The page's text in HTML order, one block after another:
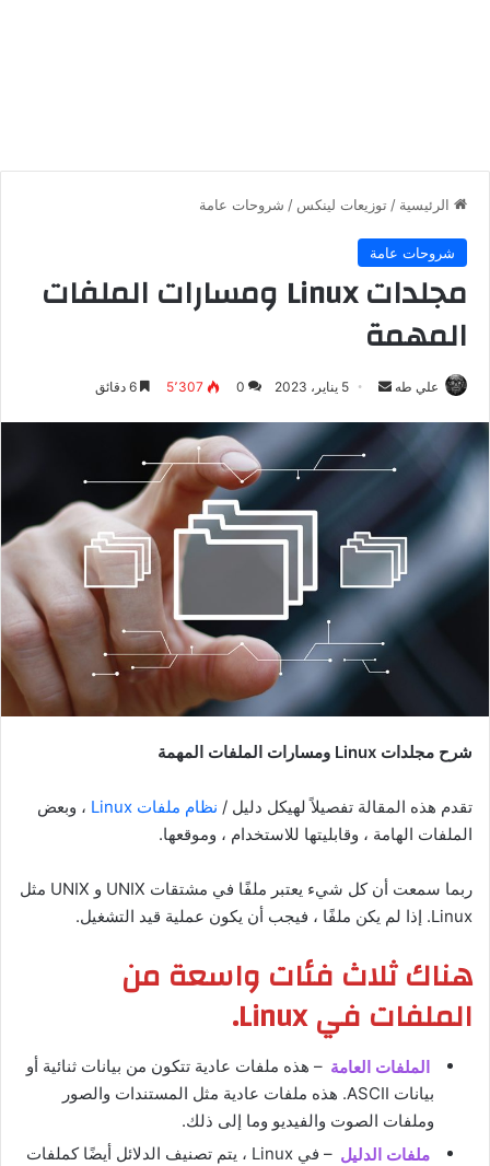
الرئيسية / توزيعات لينكس / شروحات عامة
شروحات عامة
مجلدات Linux ومسارات الملفات
المهمة
علي طه
أرسل 5 يناير، 2023 0 5٬307
شرح مجلدات Linux ومسارات الملفات المهمة
تقدم هذه المقالة تفصيلاً لهيكل دليل / نظام ملفات Linux
، وبعض
الملفات الهامة ، وقابليتها للاستخدام ، وموقعها.
ربما سمعت أن كل شيء يعتبر ملفًا في مشتقات UNIX و UNIX مثل
Linux. إذا لم يكن ملفًا ، فيجب أن يكون عملية قيد التشغيل.
هناك ثلاث فئات واسعة من
الملفات في Linux.
الملفات العامة – هذه ملفات عادية تتكون من بيانات ثنائية أو
بيانات ASCII. هذه ملفات عادية مثل المستندات والصور
وملفات الصوت والفيديو وما إلى ذلك.
ملفات الدليل
– في Linux ، يتم تصنيف الدلائل أيضًا كملفات